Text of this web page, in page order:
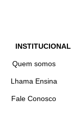
INSTITUCIONAL
Quem somos
Lhama Ensina
Fale Conosco